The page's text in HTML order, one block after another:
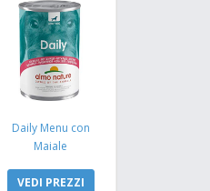
Daily Menu con
Maiale
VEDI PREZZI